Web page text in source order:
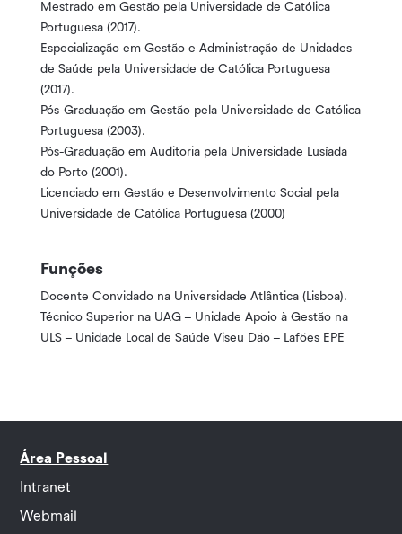
Mestrado em Gestão pela Universidade de Católica
Portuguesa (2017).
Especialização em Gestão e Administração de Unidades
de Saúde pela Universidade de Católica Portuguesa
(2017).
Pós-Graduação em Gestão pela Universidade de Católica
Portuguesa (2003).
Pós-Graduação em Auditoria pela Universidade Lusíada
do Porto (2001).
Licenciado em Gestão e Desenvolvimento Social pela
Universidade de Católica Portuguesa (2000)
Funções
Docente Convidado na Universidade Atlântica (Lisboa).
Técnico Superior na UAG – Unidade Apoio à Gestão na
ULS – Unidade Local de Saúde Viseu Dão – Lafões EPE
Área Pessoal
Intranet
Webmail